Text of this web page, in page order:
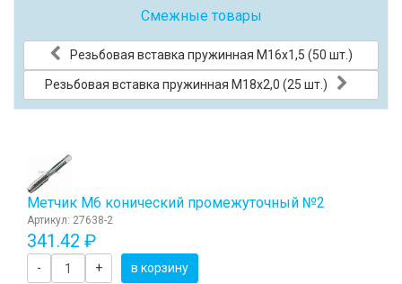
Смежные товары
Резьбовая вставка пружинная M16x1,5 (50 шт.)
Резьбовая вставка пружинная M18x2,0 (25 шт.)
Метчик M6 конический промежуточный №2
Артикул: 27638-2
341.42 ₽
- + в корзину